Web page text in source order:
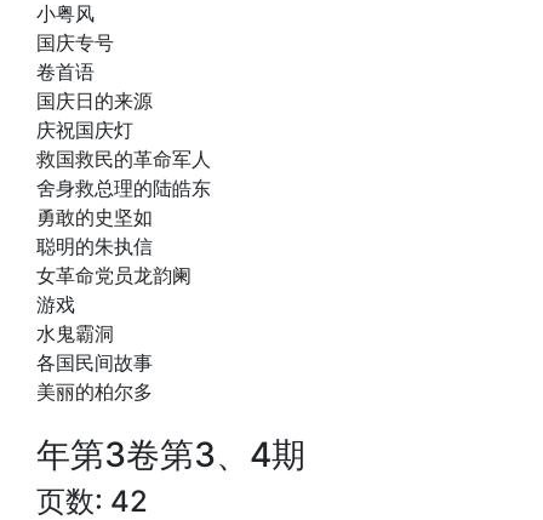
小粤风
国庆专号
卷首语
国庆日的来源
庆祝国庆灯
救国救民的革命军人
舍身救总理的陆皓东
勇敢的史坚如
聪明的朱执信
女革命党员龙韵阑
游戏
水鬼霸洞
各国民间故事
美丽的柏尔多
年第3卷第3、4期
页数: 42